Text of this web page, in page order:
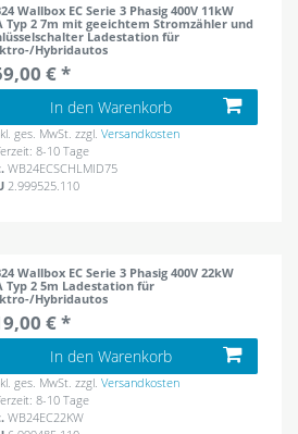
Wallbox EC Serie 3 Phasig 400V 11kW
Typ 2 7m mit geeichtem Stromzähler und
Ladestation für
Hybridautos
€ *
In den Warenkorb
ges. MwSt. zzgl.Versandkosten
8-10 Tage
WB24ECSCHLMID75
2.999525.110
Wallbox EC Serie 3 Phasig 400V 22kW
Typ 2 5m Ladestation für
Hybridautos
€ *
In den Warenkorb
ges. MwSt. zzgl.Versandkosten
8-10 Tage
WB24EC22KW